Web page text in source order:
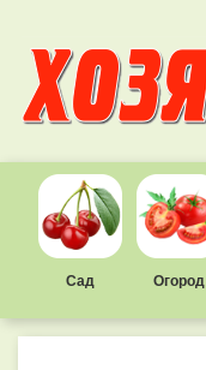
Сад Огород